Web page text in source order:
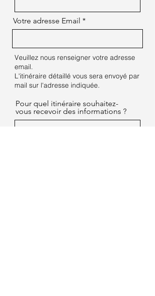
Votre adresse Email
Veuillez nous renseigner votre adresse
email.
L'itinéraire détaillé vous sera envoyé par
mail sur l'adresse indiquée.
Pour quel itinéraire souhaitez-
vous recevoir des informations ?